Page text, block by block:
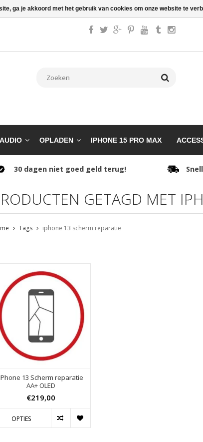
AUDIO OPLADEN IPHONE 15 PRO MAX
30 dagen niet goed geld terug!
GETAGD MET
Tags iphone 13 scherm reparatie
13 Scherm reparatie
AA+ OLED
€219,00
OPTIES
ga je akkoord met het gebruik van cookies om onze website te